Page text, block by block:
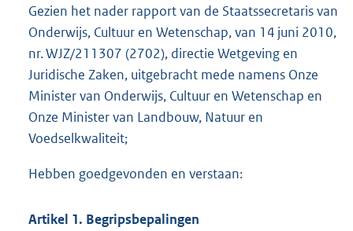
Gezien het nader rapport van de Staatssecretaris van
Onderwijs, Cultuur en Wetenschap, van 14 juni 2010,
nr. WJZ/211307 (2702), directie Wetgeving en
Juridische Zaken, uitgebracht mede namens Onze
Minister van Onderwijs, Cultuur en Wetenschap en
Onze Minister van Landbouw, Natuur en
Voedselkwaliteit;
Hebben goedgevonden en verstaan:
Artikel 1. Begripsbepalingen